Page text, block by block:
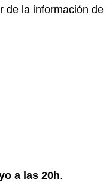
de la información
a las 20h.